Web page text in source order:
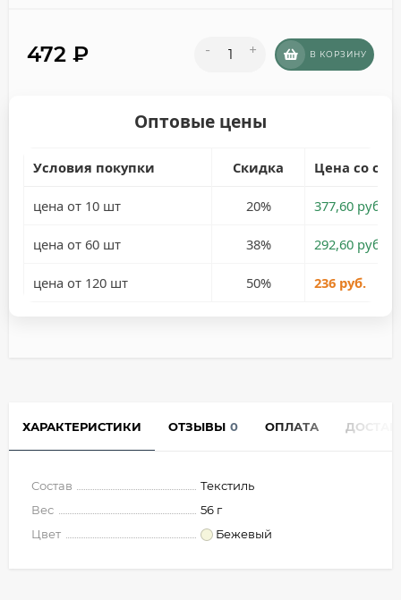
472 ₽ - + В КОРЗИНУ
Оптовые цены
Условия покупки Скидка Цена со
цена от 10 шт 20% 377,60 руб.
цена от 60 шт 38% 292,60 руб.
цена от 120 шт 50% 236 руб.
ХАРАКТЕРИСТИКИ ОТЗЫВЫ 0 ОПЛАТА
Состав
Текстиль
Вес
56 г
Цвет
Бежевый